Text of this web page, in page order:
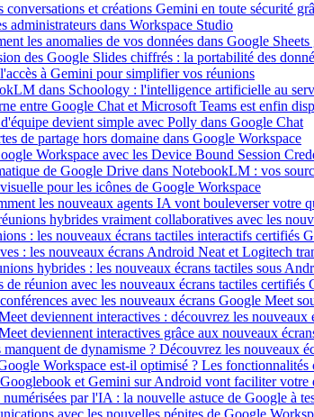
conversations et créations Gemini en toute sécurité
administrateurs dans Workspace Studio
les anomalies de vos données dans Google
des Google Slides chiffrés : la portabilité des
à Gemini pour simplifier vos réunions
dans Schoology : l'intelligence artificielle au
entre Google Chat et Microsoft Teams est enfin
devient simple avec Polly dans Google Chat
de partage hors domaine dans Google Workspace
Workspace avec les Device Bound Session
de Google Drive dans NotebookLM : vos
pour les icônes de Google Workspace
les nouveaux agents IA vont bouleverser votre
hybrides vraiment collaboratives avec les
: les nouveaux écrans tactiles interactifs certifiés
: les nouveaux écrans Android Neat et Logitech
hybrides : les nouveaux écrans tactiles sous
de réunion avec les nouveaux écrans tactiles certifiés
avec les nouveaux écrans Google Meet
deviennent interactives : découvrez les nouveaux
deviennent interactives grâce aux nouveaux
de dynamisme ? Découvrez les nouveaux
Workspace est-il optimisé ? Les fonctionnalités
et Gemini sur Android vont faciliter votre
par l'IA : la nouvelle astuce de Google à
avec les nouvelles pépites de Google